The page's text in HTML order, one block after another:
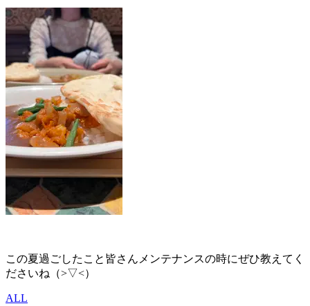
この夏過ごしたこと皆さんメンテナンスの時にぜひ教えてく
ださいね（>▽<）
ALL